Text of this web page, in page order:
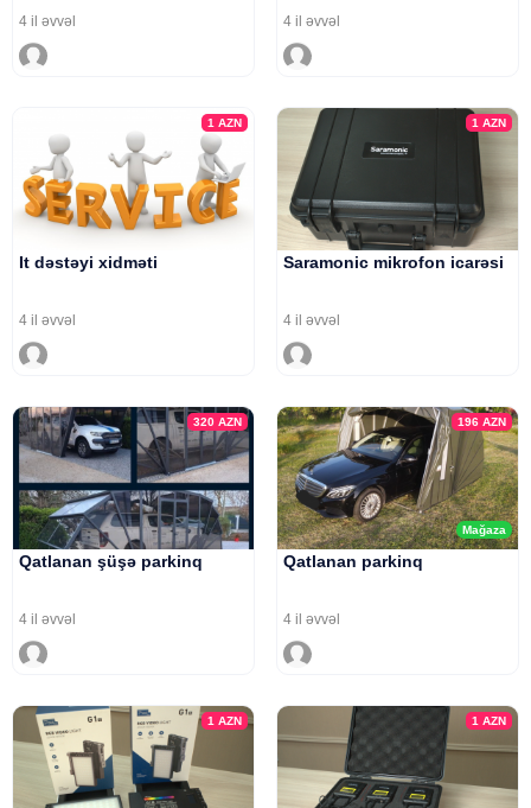
4 il əvvəl 4 il əvvəl
1AZN
It dəstəyi xidməti
4 il əvvəl
1 AZN
Saramonic mikrofon icarəsi
4 il əvvəl
320AZN
Qatlanan şüşə parkinq
4 il əvvəl
Mağaza
196 AZN
Qatlanan parkinq
4 il əvvəl
1AZN 1 AZN